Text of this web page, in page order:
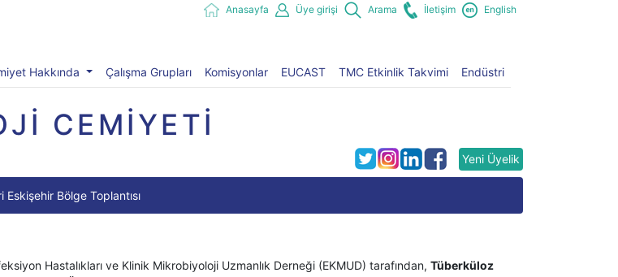
Anasayfa Üye girişi Arama İletişim English
Hakkında Çalışma Grupları Komisyonlar EUCAST TMC Etkinlik Takvimi Endüstri
CEMİYETİ
Yeni Üyelik
Bölge Toplantısı
Hastalıkları ve Klinik Mikrobiyoloji Uzmanlık Derneği (EKMUD) tarafından, Tüberküloz